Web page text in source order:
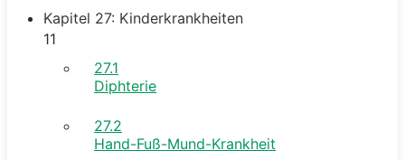
Kapitel 27: Kinderkrankheiten
11
27.1
Diphterie
27.2
Hand-Fuß-Mund-Krankheit